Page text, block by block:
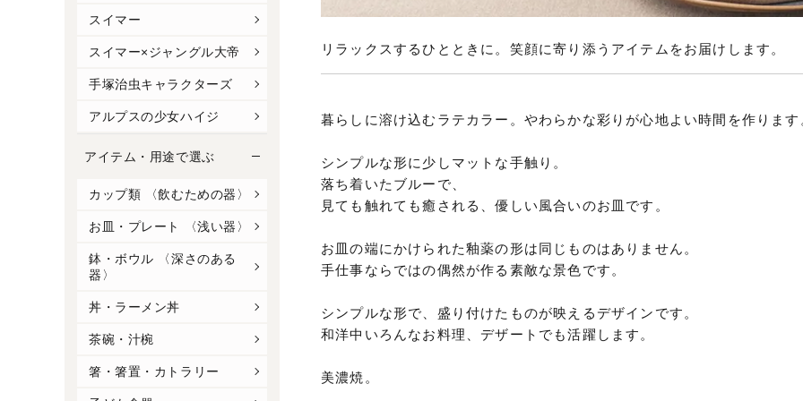
スイマー
スイマー×ジャングル大帝
手塚治虫キャラクターズ
アルプスの少女ハイジ
アイテム・用途で選ぶ
カップ類 〈飲むための器〉
お皿・プレート 〈浅い器〉
鉢・ボウル 〈深さのある
器〉
丼・ラーメン丼
茶碗・汁椀
箸・箸置・カトラリー
リラックスするひとときに。笑顔に寄り添うアイテムをお届けします。
暮らしに溶け込むラテカラー。やわらかな彩りが心地よい時間を作ります
シンプルな形に少しマットな手触り。
落ち着いたブルーで、
見ても触れても癒される、優しい風合いのお皿です。
お皿の端にかけられた釉薬の形は同じものはありません。
手仕事ならではの偶然が作る素敵な景色です。
シンプルな形で、盛り付けたものが映えるデザインです。
和洋中いろんなお料理、デザートでも活躍します。
美濃焼。